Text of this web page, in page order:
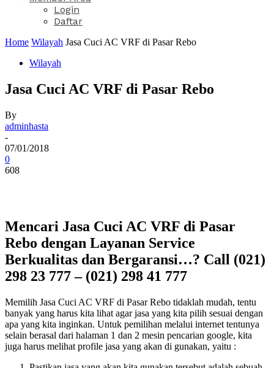
Login
Daftar
Home Wilayah Jasa Cuci AC VRF di Pasar Rebo
Wilayah
Jasa Cuci AC VRF di Pasar Rebo
By
adminhasta
-
07/01/2018
0
608
Mencari Jasa Cuci AC VRF di Pasar
Rebo dengan Layanan Service
Berkualitas dan Bergaransi…? Call (021)
298 23 777 – (021) 298 41 777
Memilih Jasa Cuci AC VRF di Pasar Rebo tidaklah mudah, tentu
banyak yang harus kita lihat agar jasa yang kita pilih sesuai dengan
apa yang kita inginkan. Untuk pemilihan melalui internet tentunya
selain berasal dari halaman 1 dan 2 mesin pencarian google, kita
juga harus melihat profile jasa yang akan di gunakan, yaitu :